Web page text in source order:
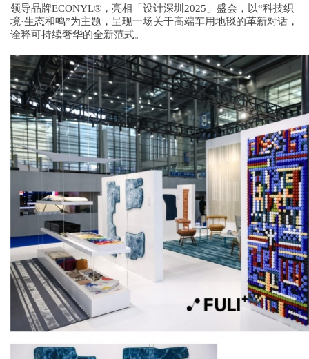
领导品牌ECONYL®，亮相「设计深圳2025」盛会，以“科技织
境·生态和鸣”为主题，呈现一场关于高端车用地毯的革新对话，
诠释可持续奢华的全新范式。